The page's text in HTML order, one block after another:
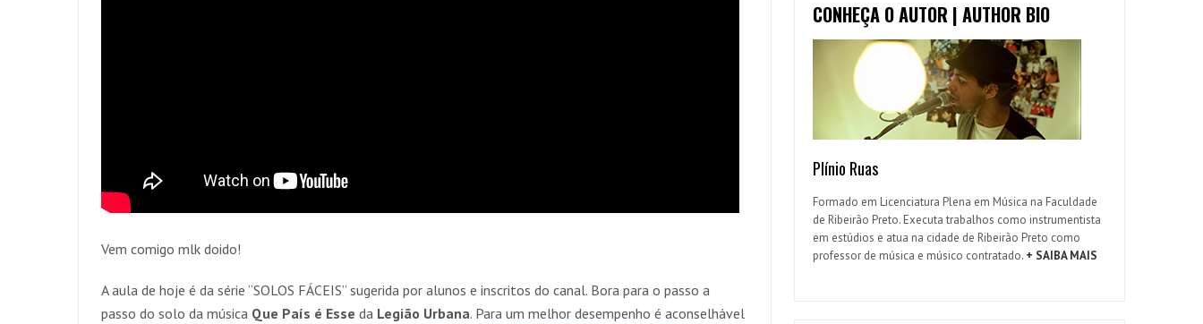
Vem comigo mlk doido!
A aula de hoje é da série “SOLOS FÁCEIS” sugerida por alunos e inscritos do canal. Bora para o passo a
passo do solo da música Que País é Esse da Legião Urbana. Para um melhor desempenho é aconselhável
CONHEÇA O AUTOR | AUTHOR BIO
Plínio Ruas
Formado em Licenciatura Plena em Música na Faculdade
de Ribeirão Preto. Executa trabalhos como instrumentista
em estúdios e atua na cidade de Ribeirão Preto como
professor de música e músico contratado. + SAIBA MAIS